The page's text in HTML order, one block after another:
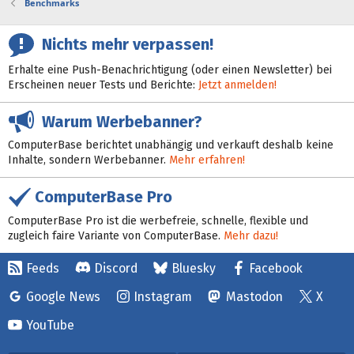
Benchmarks
Nichts mehr verpassen!
Erhalte eine Push-Benachrichtigung (oder einen Newsletter) bei
Erscheinen neuer Tests und Berichte: Jetzt anmelden!
Warum Werbebanner?
ComputerBase berichtet unabhängig und verkauft deshalb keine
Inhalte, sondern Werbebanner. Mehr erfahren!
ComputerBase Pro
ComputerBase Pro ist die werbefreie, schnelle, flexible und
zugleich faire Variante von ComputerBase. Mehr dazu!
Feeds Discord Bluesky
Facebook
Google News
Instagram Mastodon
X
YouTube